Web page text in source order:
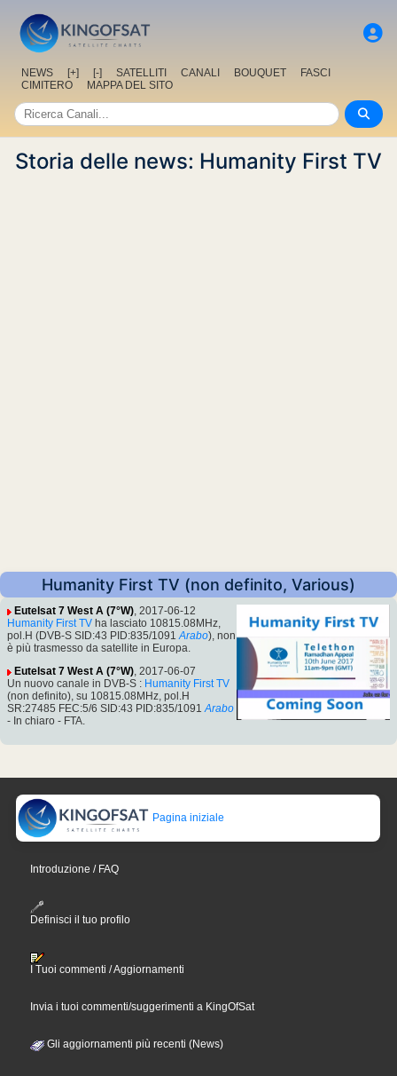
NEWS [+] [-] SATELLITI CANALI BOUQUET
FASCI
CIMITERO
MAPPA DEL SITO
Storia delle news: Humanity First TV
Humanity First TV (non definito, Various)
Eutelsat 7 West A (7°W), 2017-06-12
Humanity First TV ha lasciato 10815.08MHz,
pol.H (DVB-S SID:43 PID:835/1091 Arabo), non
è più trasmesso da satellite in Europa.
Eutelsat 7 West A (7°W), 2017-06-07
Un nuovo canale in DVB-S : Humanity First TV
(non definito), su 10815.08MHz, pol.H
SR:27485 FEC:5/6 SID:43 PID:835/1091 Arabo
- In chiaro - FTA.
Pagina iniziale
Introduzione / FAQ
Definisci il tuo profilo
I Tuoi commenti / Aggiornamenti
Invia i tuoi commenti/suggerimenti a KingOfSat
Gli aggiornamenti più recenti (News)